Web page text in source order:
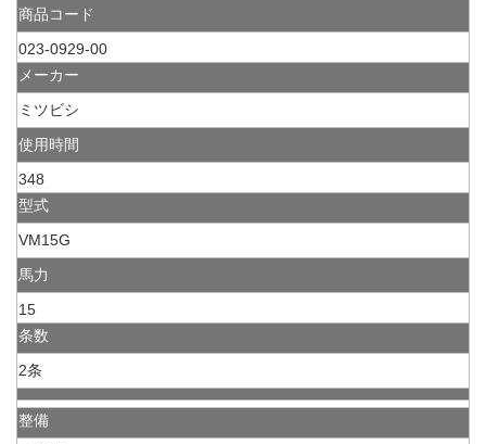
商品コード
023-0929-00
メーカー
ミツビシ
使用時間
348
型式
VM15G
馬力
15
条数
2条
整備